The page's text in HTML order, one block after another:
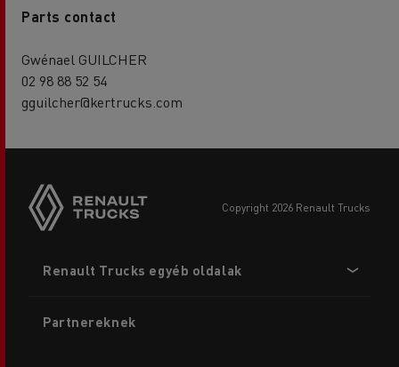
Parts contact
Gwénael GUILCHER
02 98 88 52 54
gguilcher@kertrucks.com
copyright 2026 Renault Trucks
menu
Renault Trucks egyéb oldalak
Partnereknek